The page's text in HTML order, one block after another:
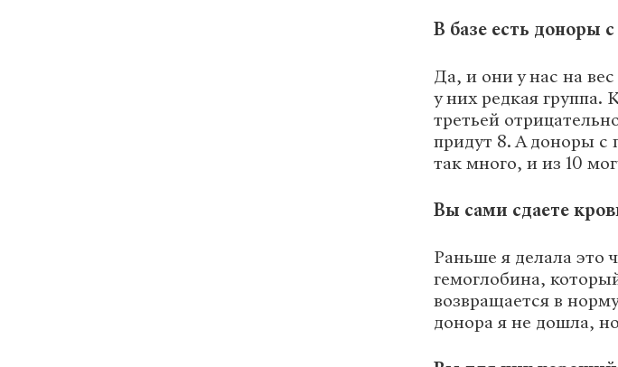
В базе есть доноры
Да, и они у нас на
у них редкая
третьей
придут 8. А доноры с
так много, и из 10
Вы сами сдаете
Раньше я делала это
гемоглобина,
возвращается в
донора я не дошла,